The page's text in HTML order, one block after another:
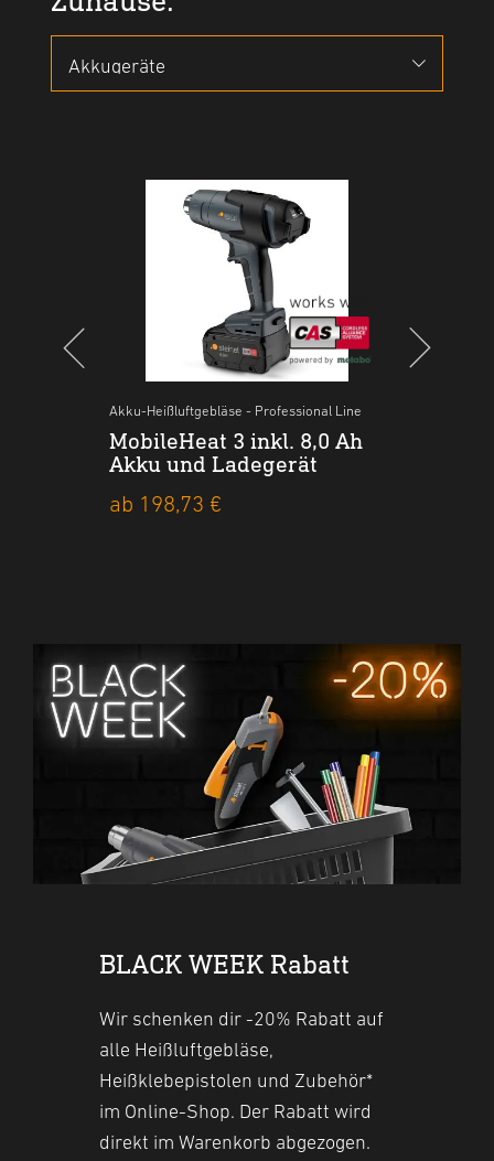
Akku-Heißluftgebläse - Professional Line
MobileHeat 3 inkl. 8,0 Ah
Akku und Ladegerät
ab 198,73 €
Heißluftgebläse
HM 2220 E Faltschachtel
180,88 €
Akku-Heißluftgebläse - Professional Line
MobileHeat 5 inkl. 5,5 Ah
Akku und Ladegerät
ab 252,28 €
BLACK WEEK Rabatt
Wir schenken dir -20% Rabatt auf
alle Heißluftgebläse,
Heißklebepistolen und Zubehör*
im Online-Shop. Der Rabatt wird
direkt im Warenkorb abgezogen.